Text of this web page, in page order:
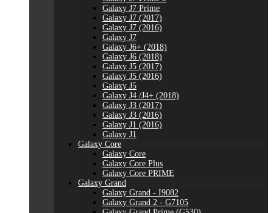
Galaxy J7 Prime
Galaxy J7 (2017)
Galaxy J7 (2016)
Galaxy J7
Galaxy J6+ (2018)
Galaxy J6 (2018)
Galaxy J5 (2017)
Galaxy J5 (2016)
Galaxy J5
Galaxy J4 /J4+ (2018)
Galaxy J3 (2017)
Galaxy J3 (2016)
Galaxy J1 (2016)
Galaxy J1
Galaxy Core
Galaxy Core
Galaxy Core Plus
Galaxy Core PRIME
Galaxy Grand
Galaxy Grand - I9082
Galaxy Grand 2 - G7105